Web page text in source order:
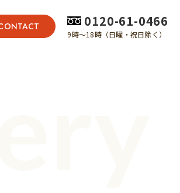
0120-61-0466
9時～18時（日曜・祝日除く）